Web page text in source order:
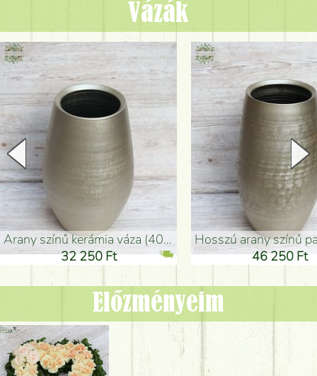
Vázák
arany színű kerámia váza (40x26cm)
32 250 Ft
hosszú arany színű
46 250 Ft
Előzményeim